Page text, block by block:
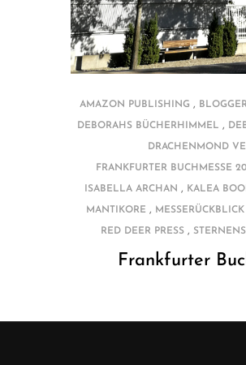
AMAZON PUBLISHING ,
DEBORAHS BÜCHERHIMMEL ,
DRACHENMOND
FRANKFURTER BUCHMESSE
ISABELLA ARCHAN , KALEA
MANTIKORE , MESSERÜCKBLICK
RED DEER PRESS,
Frankfurter